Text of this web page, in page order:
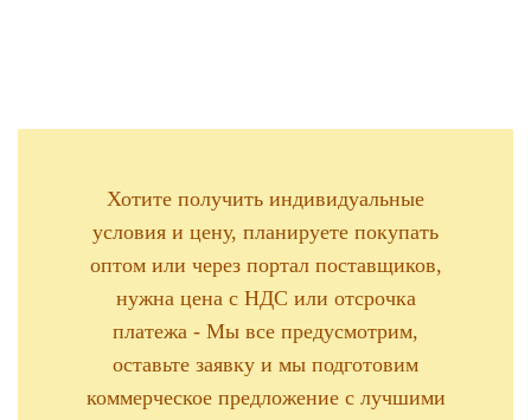
Хотите получить индивидуальные
условия и цену, планируете покупать
оптом или через портал поставщиков,
нужна цена с НДС или отсрочка
платежа - Мы все предусмотрим,
оставьте заявку и мы подготовим
коммерческое предложение с лучшими